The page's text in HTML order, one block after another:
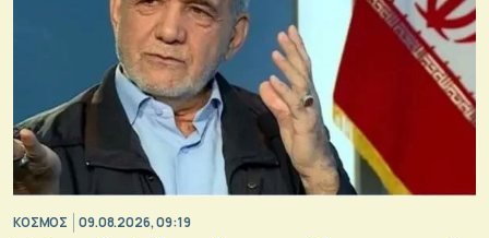
ΚΟΣΜΟΣ 09.08.2026, 09:19